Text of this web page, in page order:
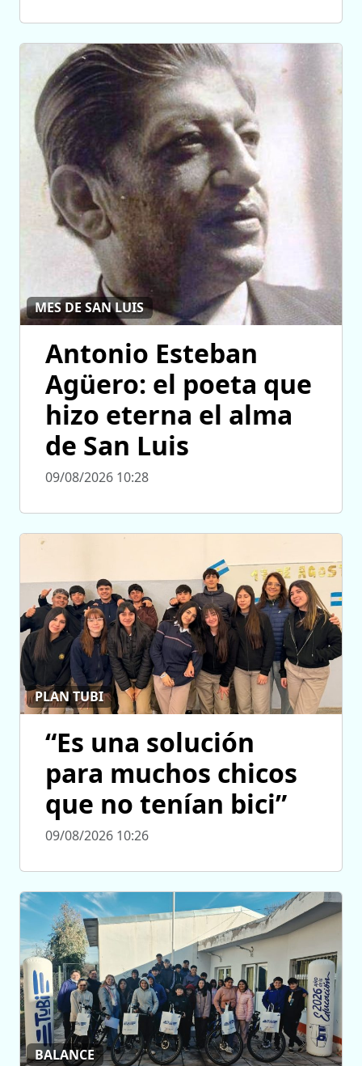
MES DE SAN LUIS
Antonio Esteban
Agüero: el poeta que
hizo eterna el alma
de San Luis
09/08/2026 10:28
PLAN TUBI
“Es una solución
para muchos chicos
que no tenían bici”
09/08/2026 10:26
BALANCE